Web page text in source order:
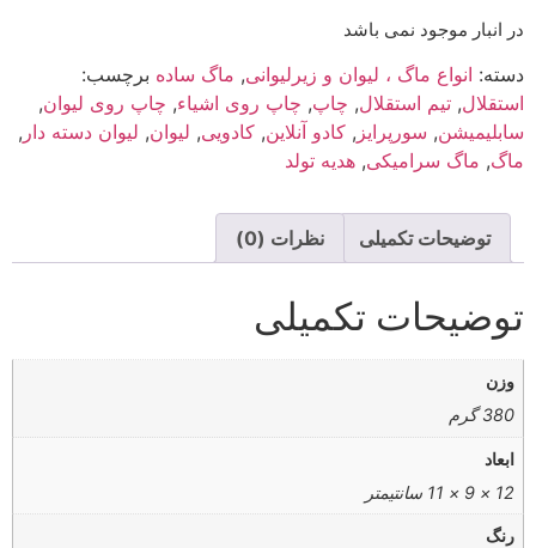
در انبار موجود نمی باشد
دسته: انواع ماگ ، لیوان و زیرلیوانی, ماگ ساده برچسب:
استقلال, تیم استقلال, چاپ, چاپ روی اشیاء, چاپ روی لیوان,
سابلیمیشن, سورپرایز , کادو آنلاین, کادویی, لیوان, لیوان دسته دار ,
ماگ, ماگ سرامیکی, هدیه تولد
توضیحات تکمیلی نظرات (0)
توضیحات تکمیلی
وزن
380 گرم
ابعاد
12 × 9 × 11 سانتیمتر
رنگ